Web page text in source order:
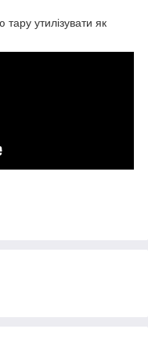
утилізувати як